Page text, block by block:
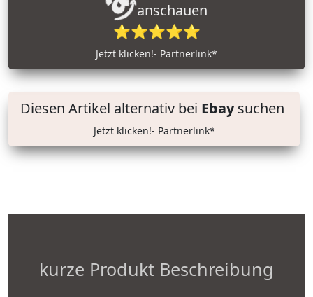
anschauen
⭐⭐⭐⭐⭐
Jetzt klicken!- Partnerlink*
Diesen Artikel alternativ bei Ebaysuchen
Jetzt klicken!- Partnerlink*
kurze Produkt Beschreibung